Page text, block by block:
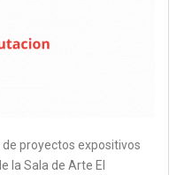
proyectos expositivos
la Sala de Arte El